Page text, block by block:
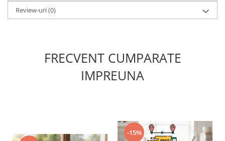
Este o soluție terapeutică modernă, frecvent
Review-uri(0)
FRECVENT CUMPARATE
IMPREUNA
-15%